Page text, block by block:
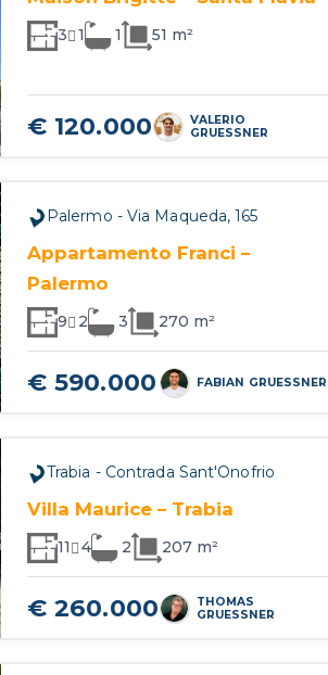
3 1 1 51 m²
€ 120.000
VALERIO
GRUESSNER
Palermo - Via Maqueda, 165
Appartamento Franci –
Palermo
9 2 3 270 m²
€ 590.000 FABIAN GRUESSNER
Trabia - Contrada Sant'Onofrio
Villa Maurice – Trabia
11 4 2 207 m²
€ 260.000
THOMAS
GRUESSNER